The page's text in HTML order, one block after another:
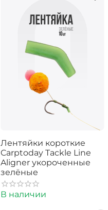
Лентяйки короткие
Carptoday Tackle Line
Aligner укороченные
зелёные
В наличии